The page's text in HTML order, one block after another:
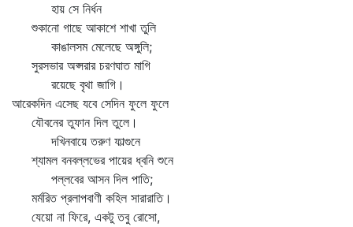
হায় সে নির্ধন
শুকানো গাছে আকাশে শাখা তুলি
কাঙালসম মেলেছে অঙ্গুলি;
সুরসভার অপ্সরার চরণঘাত মাগি
রয়েছে বৃথা জাগি।
আরেকদিন এসেছ যবে সেদিন ফুলে ফুলে
যৌবনের তুফান দিল তুলে।
দখিনবায়ে তরুণ ফাল্গুনে
শ্যামল বনবল্লভের পায়ের ধ্বনি শুনে
পল্লবের আসন দিল পাতি;
মর্মরিত প্রলাপবাণী কহিল সারারাতি।
যেয়ো না ফিরে, একটু তবু রোসো,